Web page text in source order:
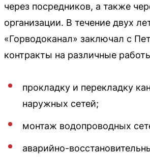
через посредников, а также
организации. В течение двух
«Горводоканал» заключал с
контракты на различные
прокладку и перекладку
наружных сетей;
монтаж водопроводных
аварийно-